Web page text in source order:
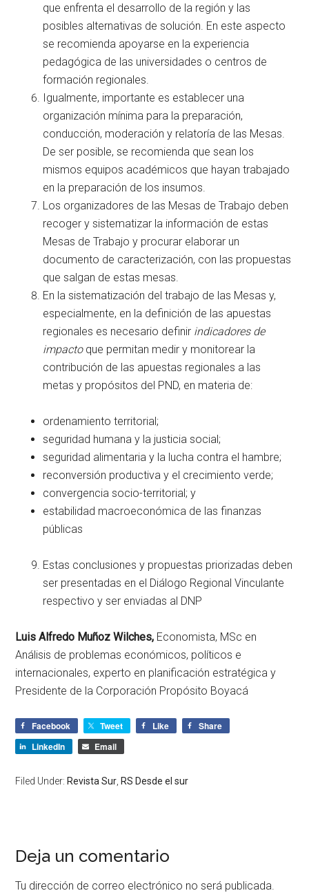
que enfrenta el desarrollo de la región y las
posibles alternativas de solución. En este aspecto
se recomienda apoyarse en la experiencia
pedagógica de las universidades o centros de
formación regionales.
Igualmente, importante es establecer una
organización mínima para la preparación,
conducción, moderación y relatoría de las Mesas.
De ser posible, se recomienda que sean los
mismos equipos académicos que hayan trabajado
en la preparación de los insumos.
Los organizadores de las Mesas de Trabajo deben
recoger y sistematizar la información de estas
Mesas de Trabajo y procurar elaborar un
documento de caracterización, con las propuestas
que salgan de estas mesas.
En la sistematización del trabajo de las Mesas y,
especialmente, en la definición de las apuestas
regionales es necesario definir indicadores de
impactoque permitan medir y monitorear la
contribución de las apuestas regionales a las
metas y propósitos del PND, en materia de:
ordenamiento territorial;
seguridad humana y la justicia social;
seguridad alimentaria y la lucha contra el hambre;
reconversión productiva y el crecimiento verde;
convergencia socio-territorial; y
estabilidad macroeconómica de las finanzas
públicas
Estas conclusiones y propuestas priorizadas deben
ser presentadas en el Diálogo Regional Vinculante
respectivo y ser enviadas al DNP
Luis Alfredo Muñoz Wilches, Economista, MSc en
Análisis de problemas económicos, políticos e
internacionales, experto en planificación estratégica y
Presidente de la Corporación Propósito Boyacá
Facebook Tweet Like
Share
LinkedIn
Email
Filed Under: Revista Sur RS Desde el sur
Deja un comentario
Tu dirección de correo electrónico no será publicada.